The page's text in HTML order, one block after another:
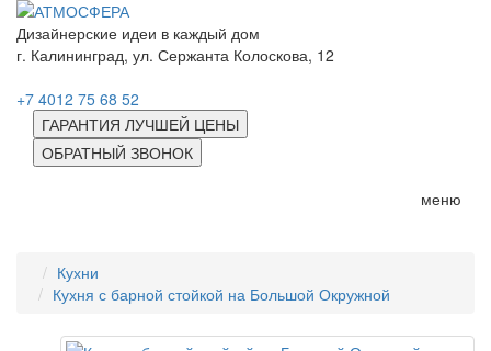
Дизайнерские идеи в каждый дом
г. Калининград, ул. Сержанта Колоскова, 12
+7 4012 75 68 52
ГАРАНТИЯ ЛУЧШЕЙ ЦЕНЫ
ОБРАТНЫЙ ЗВОНОК
меню
Кухни
Кухня с барной стойкой на Большой Окружной